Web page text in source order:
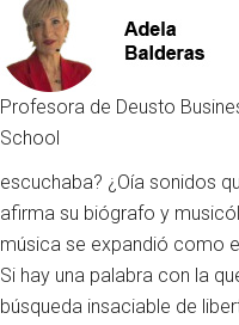
Profesora de Deusto
School
escuchaba? ¿Oía sonidos
afirma su biógrafo y
música se expandió como
Si hay una palabra con la
búsqueda insaciable de